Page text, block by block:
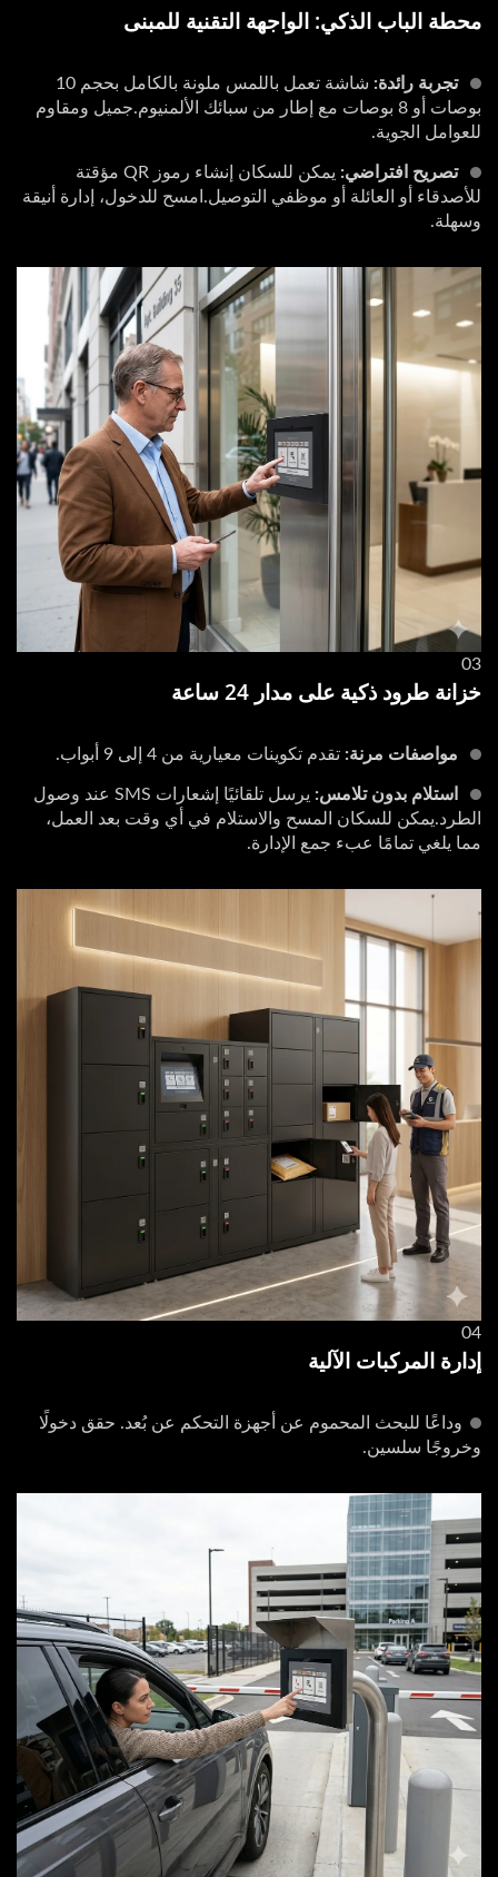
محطة الباب الذكي: الواجهة التقنية للمبنى
تجربة رائدة:
شاشة تعمل باللمس ملونة بالكامل بحجم 10
بوصات أو 8 بوصات مع إطار من سبائك الألمنيوم.جميل ومقاوم
للعوامل الجوية.
تصريح افتراضي:
يمكن للسكان إنشاء رموز QR مؤقتة
للأصدقاء أو العائلة أو موظفي التوصيل.امسح للدخول، إدارة أنيقة
وسهلة.
03
خزانة طرود ذكية على مدار 24 ساعة
مواصفات مرنة: تقدم تكوينات معيارية من 4 إلى 9 أبواب.
استلام بدون تلامس:
يرسل تلقائيًا إشعارات SMS عند وصول
الطرد.يمكن للسكان المسح والاستلام في أي وقت بعد العمل،
مما يلغي تمامًا عبء جمع الإدارة.
04
إدارة المركبات الآلية
وداعًا للبحث المحموم عن أجهزة التحكم عن بُعد. حقق دخولًا
وخروجًا سلسين.